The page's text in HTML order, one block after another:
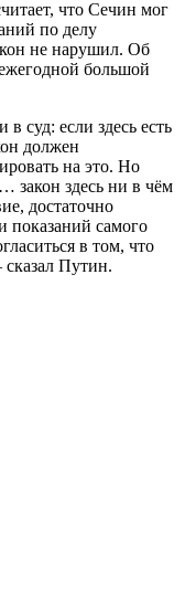
что Сечин мог
по делу
не нарушил. Об
ежегодной большой
в суд: если здесь есть
должен
на это. Но
закон здесь ни в чём
достаточно
показаний самого
в том, что
Путин.